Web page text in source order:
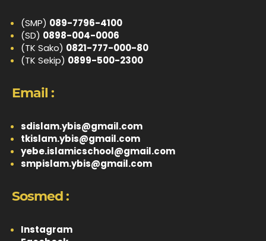
(SMP) 089-7796-4100
(SD) 0898-004-0006
(TK Sako) 0821-777-000-80
(TK Sekip) 0899-500-2300
Email :
sdislam.ybis@gmail.com
tkislam.ybis@gmail.com
yebe.islamicschool@gmail.com
smpislam.ybis@gmail.com
Sosmed :
Instagram